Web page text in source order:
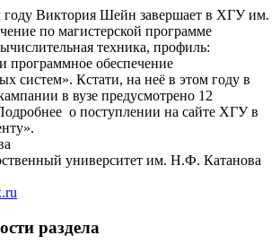
году Виктория Шейн завершает в ХГУ им.
по магистерской программе
техника, профиль:
обеспечение
систем». Кстати, на неё в этом году в
в вузе предусмотрено 12
о поступлении на сайте ХГУ в
университет им. Н.Ф. Катанова
раздела